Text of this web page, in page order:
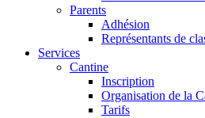
Parents
Adhésion
Représentants de
Services
Cantine
Inscription
Organisation de la
Tarifs